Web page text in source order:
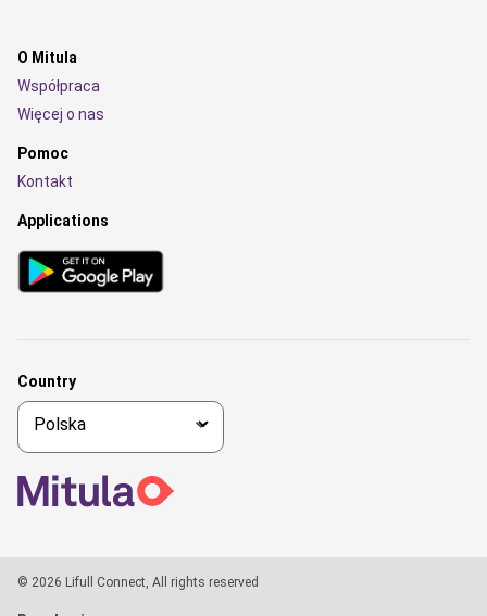
O Mitula
Współpraca
Więcej o nas
Pomoc
Kontakt
Applications
Country
© 2026 Lifull Connect, All rights reserved